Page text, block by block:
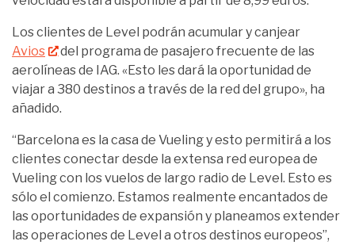
Los clientes de Level podrán acumular y canjear
Avios
del programa de pasajero frecuente de las
aerolíneas de IAG. «Esto les dará la oportunidad de
viajar a 380 destinos a través de la red del grupo», ha
añadido.
“Barcelona es la casa de Vueling y esto permitirá a los
clientes conectar desde la extensa red europea de
Vueling con los vuelos de largo radio de Level. Esto es
sólo el comienzo. Estamos realmente encantados de
las oportunidades de expansión y planeamos extender
las operaciones de Level a otros destinos europeos”,